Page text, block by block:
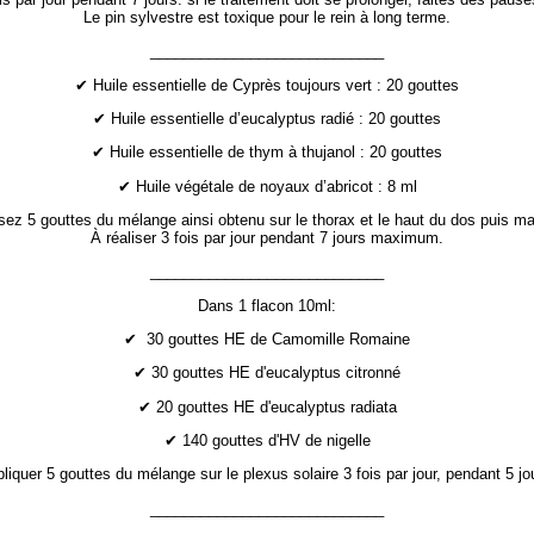
Le pin sylvestre est toxique pour le rein à long terme.
✔ Huile essentielle de Cyprès toujours vert : 20 gouttes
✔ Huile essentielle d’eucalyptus radié : 20 gouttes
✔ Huile essentielle de thym à thujanol : 20 gouttes
✔ Huile végétale de noyaux d’abricot : 8 ml
5 gouttes du mélange ainsi obtenu sur le thorax et le haut du dos puis
À réaliser 3 fois par jour pendant 7 jours maximum.
Dans 1 flacon 10ml:
✔ 30 gouttes HE de Camomille Romaine
✔ 30 gouttes HE d'eucalyptus citronné
✔ 20 gouttes HE d'eucalyptus radiata
✔ 140 gouttes d'HV de nigelle
5 gouttes du mélange sur le plexus solaire 3 fois par jour, pendant 5